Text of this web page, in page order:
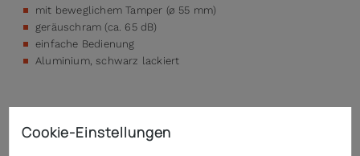
mit beweglichem Tamper (ø 55 mm)
geräuschram (ca. 65 dB)
einfache Bedienung
Aluminium, schwarz lackiert
Technische Daten
Cookie-Einstellungen